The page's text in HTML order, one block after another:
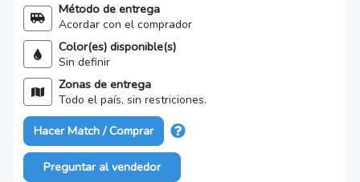
Método de entrega
Acordar con el comprador
Color(es) disponible(s)
Sin definir
Zonas de entrega
Todo el país, sin restriciones.
Hacer Match / Comprar
Preguntar al vendedor